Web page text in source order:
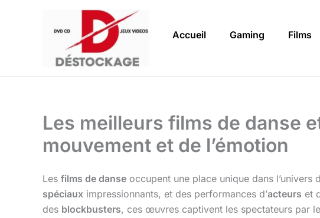
Accueil Gaming Films
Les meilleurs films de danse
mouvement et de l’émotion
Les films de danse occupent une place unique dans l’univers
spéciaux impressionnants, et des performances d’acteurs et
des blockbusters, ces œuvres captivent les spectateurs par